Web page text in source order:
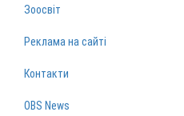
Зоосвіт
Реклама на сайті
Контакти
OBS News